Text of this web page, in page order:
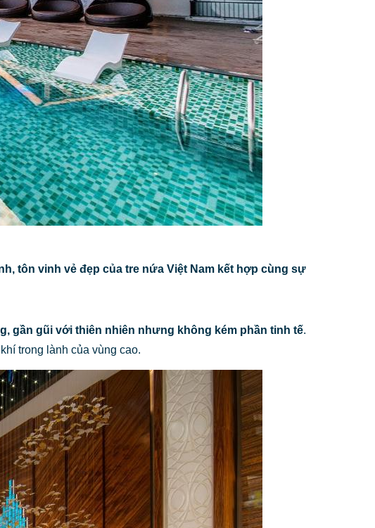
tôn vinh vẻ đẹp của tre nứa Việt Nam kết hợp cùng sự
gần gũi với thiên nhiên nhưng không kém phần tinh tế.
trong lành của vùng cao.